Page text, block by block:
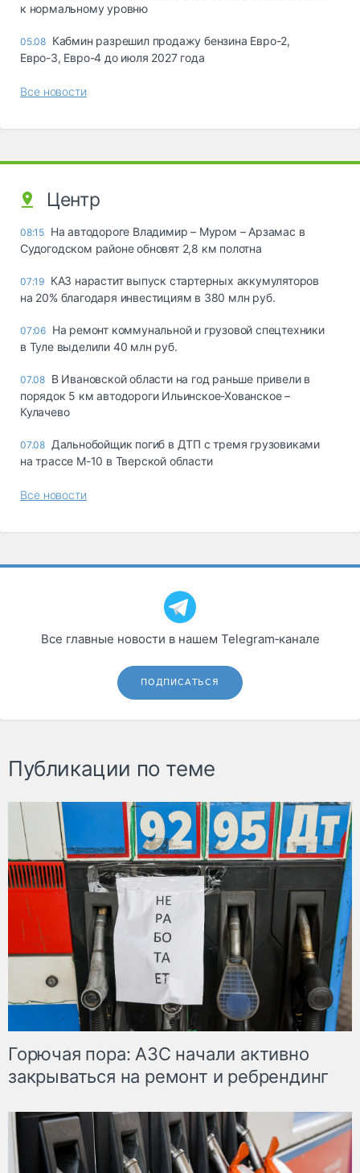
к нормальному уровню
05.08 Кабмин разрешил продажу бензина Евро-2,
Евро-3, Евро-4 до июля 2027 года
Все новости
Центр
08:15 На автодороге Владимир – Муром – Арзамас в
Судогодском районе обновят 2,8 км полотна
07:19 КАЗ нарастит выпуск стартерных аккумуляторов
на 20% благодаря инвестициям в 380 млн руб.
07:06 На ремонт коммунальной и грузовой спецтехники
в Туле выделили 40 млн руб.
07.08 В Ивановской области на год раньше привели в
порядок 5 км автодороги Ильинское-Хованское –
Кулачево
07.08 Дальнобойщик погиб в ДТП с тремя грузовиками
на трассе М-10 в Тверской области
Все новости
Все главные новости в нашем Telegram‑канале
ПОДПИСАТЬСЯ
Публикации по теме
Горючая пора: АЗС начали активно
закрываться на ремонт и ребрендинг